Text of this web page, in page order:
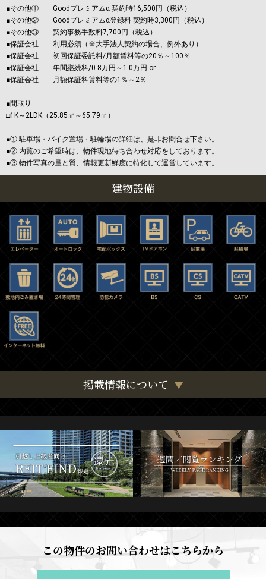
■その他① Goodプレミアムα 契約時16,500円（税込）
■その他② Goodプレミアムα登録料 契約時3,300円（税込）
■その他③ 契約事務手数料7,700円（税込）
■保証会社 利用必須（※大手法人契約の場合、例外あり）
■保証会社 初回保証委託料/月額賃料等の20％～100％
■保証会社 年間継続料/0.8万円～1.0万円 or
■保証会社 月額保証料賃料等の1％～2％
―――――――
■間取り
□1K～2LDK（25.85㎡～65.79㎡）
■① 駐車場・バイク置場・駐輪場の詳細は、是非お問合せ下さい。
■② 内覧のご希望時は、物件現地待ち合わせ対応をしております。
■③ 物件写真の量と質、情報更新鮮度に特化して運営しています。
建物設備
掲載情報について
この物件のお問い合わせはこちらから